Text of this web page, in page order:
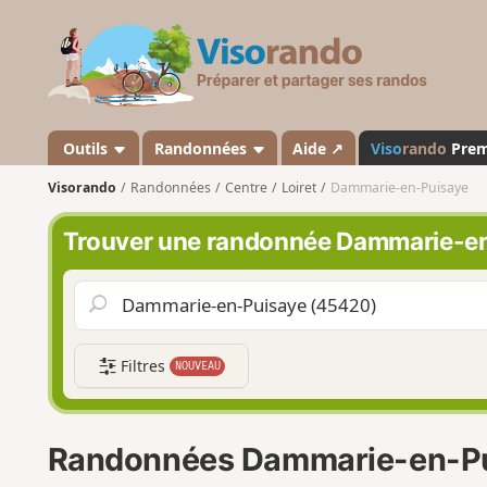
s
a
n
d
o
Outils Randonnées Aide ↗ Visorando
Visorando Randonnées Centre Loiret Dammarie-en-Puisaye
Trouver une randonnée Dammarie-
Filtres NOUVEAU
Randonnées Dammarie-en-